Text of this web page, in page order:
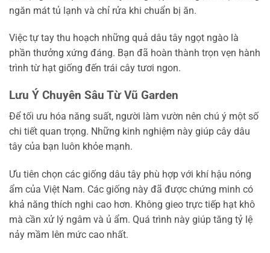
ngăn mát tủ lạnh và chỉ rửa khi chuẩn bị ăn.
Việc tự tay thu hoạch những quả dâu tây ngọt ngào là
phần thưởng xứng đáng. Bạn đã hoàn thành trọn vẹn hành
trình từ hạt giống đến trái cây tươi ngon.
Lưu Ý Chuyên Sâu Từ Vũ Garden
Để tối ưu hóa năng suất, người làm vườn nên chú ý một số
chi tiết quan trọng. Những kinh nghiệm này giúp cây dâu
tây của bạn luôn khỏe mạnh.
Ưu tiên chọn các giống dâu tây phù hợp với khí hậu nóng
ẩm của Việt Nam. Các giống này đã được chứng minh có
khả năng thích nghi cao hơn. Không gieo trực tiếp hạt khô
mà cần xử lý ngâm và ủ ẩm. Quá trình này giúp tăng tỷ lệ
nảy mầm lên mức cao nhất.